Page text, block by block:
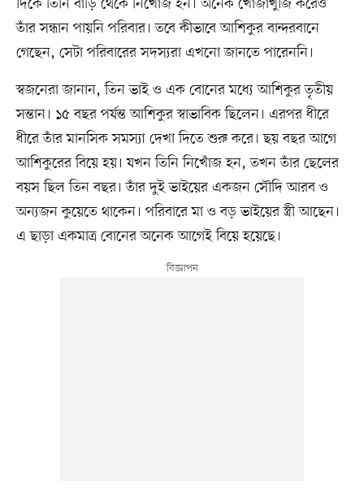
দিকে তিনি বাড়ি থেকে নিখোঁজ হন। অনেক খোঁজাখুঁজি করেও
তাঁর সন্ধান পায়নি পরিবার। তবে কীভাবে আশিকুর বান্দরবানে
গেছেন, সেটা পরিবারের সদস্যরা এখনো জানতে পারেননি।
স্বজনেরা জানান, তিন ভাই ও এক বোনের মধ্যে আশিকুর তৃতীয়
সন্তান। ১৫ বছর পর্যন্ত আশিকুর স্বাভাবিক ছিলেন। এরপর ধীরে
ধীরে তাঁর মানসিক সমস্যা দেখা দিতে শুরু করে। ছয় বছর আগে
আশিকুরের বিয়ে হয়। যখন তিনি নিখোঁজ হন, তখন তাঁর ছেলের
বয়স ছিল তিন বছর। তাঁর দুই ভাইয়ের একজন সৌদি আরব ও
অন্যজন কুয়েতে থাকেন। পরিবারে মা ও বড় ভাইয়ের স্ত্রী আছেন।
এ ছাড়া একমাত্র বোনের অনেক আগেই বিয়ে হয়েছে।